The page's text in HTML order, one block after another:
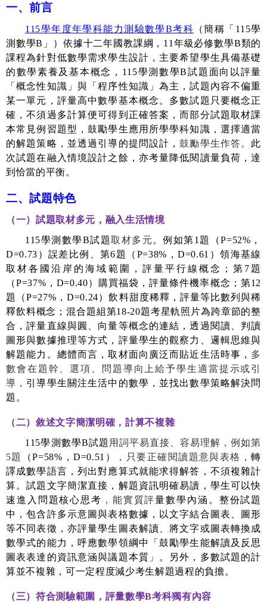
一、前言
115學年度年學科能力測驗數學B考科 （簡稱「 115學
測數學B 」）依據十二年國教課綱， 11 年級必修數學B類的
課程為針對低數學需求學生設計，主要希望學生具備基礎
的數學素養及基本概念， 115學測數學B試題面向以評量
「概念性知識」與「程序性知識」為主，試題內容不偏重
某一單元，評量高中數學基本概念。多數試題只要概念正
確，不須過多計算便可得到正確答案，而部分試題取材課
本常見例習題型，鼓勵學生應用所學學科知識，選擇適當
的解題策略，並透過引導的提問設計，鼓勵學生作答。 此
次試題在融入情境設計之餘，亦考量降低閱讀量負荷，達
到恰當的平衡。
二、試題特色
（一）試題取材多元，融入生活情境
115學測數學B試題取材多元 。例如第1 題 （P=52% ，
D=0.73 ）誤差比例、第6題 （ P=38% ，D=0.61 ）領海基線
取材各國沿岸的海域範圍，評量平行線概念；第 7 題
（P=37% ， D=0.40） 購買福袋，評量條件機率概念；第12
題
（P=27% ， D=0.24）飲料甜度稀釋，評量等比數列與稀
釋飲料概念；混合題組第18-20題考星軌照片為跨章節的整
合，評量直線與圓、向量等概念的連結，透過閱讀、判讀
圖形與數據推理等方式，評量學生的觀察力、邏輯思維與
解題能力。總體而言，取材面向廣泛而貼近生活時事， 多
數會在題幹、選項、問題導向上給予學生適當提示或引
導， 引導學生關注生活中的數學，並找出數學策略解決問
題。
（二）敘述文字簡潔明確，計算不複雜
115學測數學B試題 用詞平易直接、容易理解，例如第
5題 （P=58% ，D=0.51 ） ，只要正確閱讀題意與表格，轉
譯成數學語言，列出對應算式就能求得解答，不須複雜計
算。試題文字簡潔直接，解題資訊明確易讀，學生可以快
速進入問題核心思考 ，能實質評量數學內涵。整份試題
中，包含許多示意圖與表格數據，以文字結合圖表、圖形
等不同表徵，亦評量學生圖表解讀、將文字或圖表轉換成
數學式的能力，呼應數學領綱中「鼓勵學生能解讀及反思
圖表表達的資訊意涵與議題本質」。另外，多數試題的計
算並不複雜，可一定程度減少考生解題過程的負擔。
（三）符合測驗範圍，評量數學B考科獨有內容